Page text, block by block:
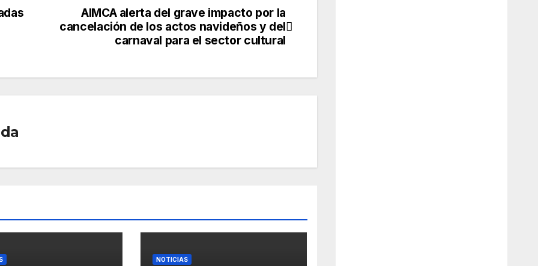
m
tir
AIMCA alerta del grave impacto por la
cancelación de los actos navideños y del
carnaval para el sector cultural
NOTICIAS